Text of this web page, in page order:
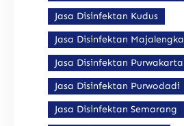
Jasa Disinfektan Kudus
Jasa Disinfektan Majalengka
Jasa Disinfektan Purwakarta
Jasa Disinfektan Purwodadi
Jasa Disinfektan Semarang